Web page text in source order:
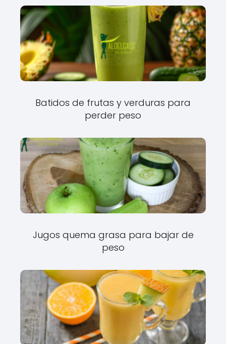
Batidos de frutas y verduras para
perder peso
Jugos quema grasa para bajar de
peso